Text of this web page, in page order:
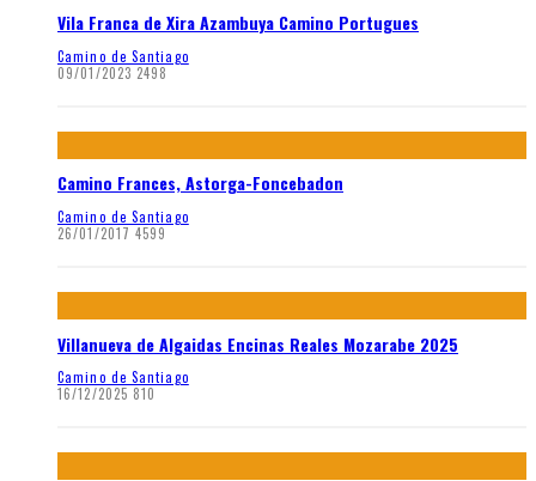
Vila Franca de Xira Azambuya Camino Portugues
Camino de Santiago
09/01/2023 2498
Camino Frances, Astorga-Foncebadon
Camino de Santiago
26/01/2017 4599
Villanueva de Algaidas Encinas Reales Mozarabe 2025
Camino de Santiago
16/12/2025 810